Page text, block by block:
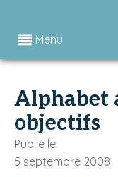
Menu
Alphabet
objectifs
Publié le
5 septembre 2008